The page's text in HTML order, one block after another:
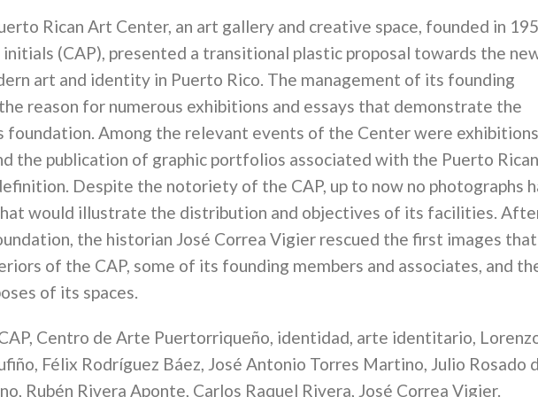
Rican Art Center, an art gallery and creative space, founded in
initials (CAP), presented a transitional plastic proposal towards the
art and identity in Puerto Rico. The management of its founding
reason for numerous exhibitions and essays that demonstrate the
foundation. Among the relevant events of the Center were
the publication of graphic portfolios associated with the Puerto Rican
Despite the notoriety of the CAP, up to now no photographs
would illustrate the distribution and objectives of its facilities.
the historian José Correa Vigier rescued the first images that
of the CAP, some of its founding members and associates, and
of its spaces.
Centro de Arte Puertorriqueño, identidad, arte identitario,
Félix Rodríguez Báez, José Antonio Torres Martino, Julio Rosado
Rubén Rivera Aponte, Carlos Raquel Rivera, José Correa Vigier.